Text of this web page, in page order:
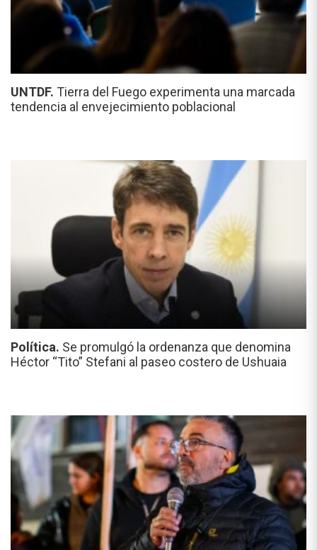
UNTDF. Tierra del Fuego experimenta una marcada
tendencia al envejecimiento poblacional
Política. Se promulgó la ordenanza que denomina
Héctor “Tito” Stefani al paseo costero de Ushuaia